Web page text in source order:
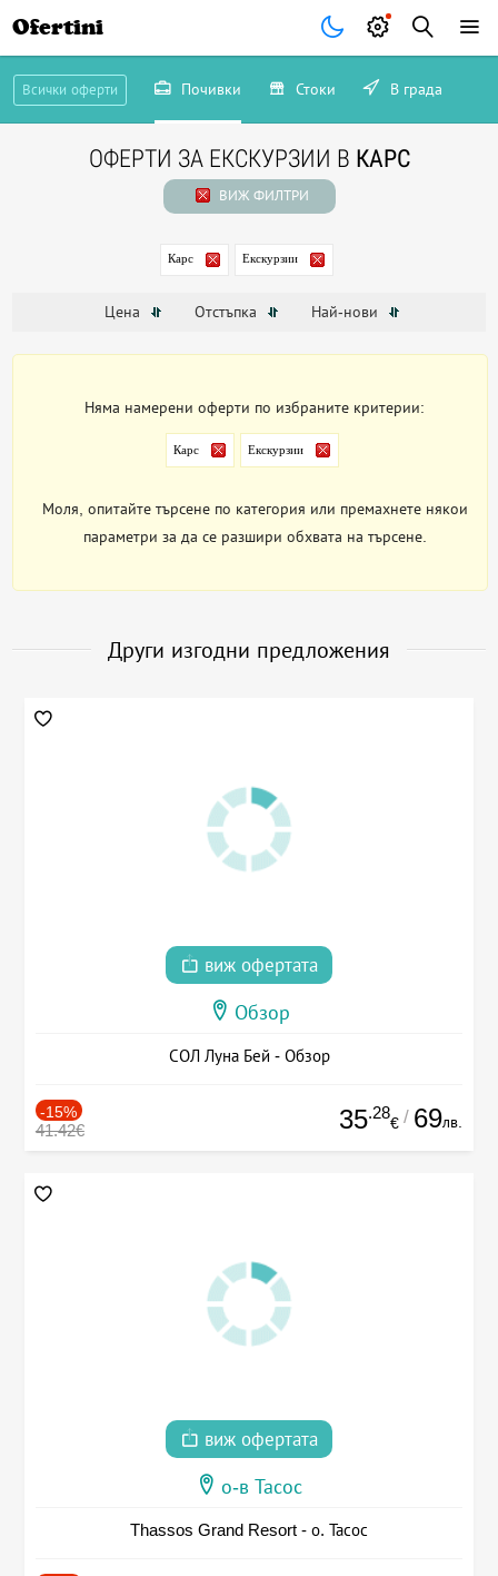
Ofertini
Всички оферти Почивки Стоки В града
ОФЕРТИ ЗА ЕКСКУРЗИИ В КАРС
ВИЖ ФИЛТРИ
Карс Екскурзии
Цена Отстъпка Най-нови
Няма намерени оферти по избраните критерии:
Карс Екскурзии
Моля, опитайте търсене по категория или премахнете някои
параметри за да се разшири обхвата на търсене.
Други изгодни предложения
виж офертата
Обзор
СОЛ Луна Бей - Обзор
-15%
41.42€ 35.28
€ / 69лв.
виж офертата
о-в Тасос
Thassos Grand Resort - о. Тасос